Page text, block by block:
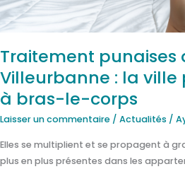
Traitement punaises
Villeurbanne : la
à bras-le-corps
Laisser un commentaire / Actualités /
Elles se multiplient et se propagent à
plus en plus présentes dans les
prend
le
à
bras-
le-